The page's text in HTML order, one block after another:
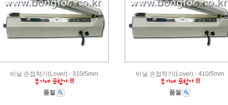
비닐 손접착기(Lover) - 310/5mm
품절
비닐 손접착기(Lover) - 410/5mm
품절